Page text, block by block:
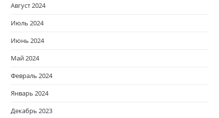
Август 2024
Июль 2024
Июнь 2024
Май 2024
Февраль 2024
Январь 2024
Декабрь 2023